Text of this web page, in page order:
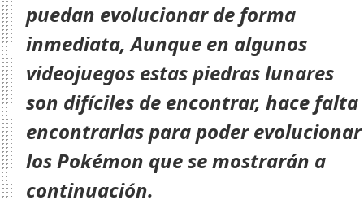
Naturalezas
Noticias
LOGIN
puedan evolucionar de forma
inmediata, Aunque en algunos
videojuegos estas piedras lunares
son difíciles de encontrar, hace falta
encontrarlas para poder evolucionar
los Pokémon que se mostrarán a
continuación.